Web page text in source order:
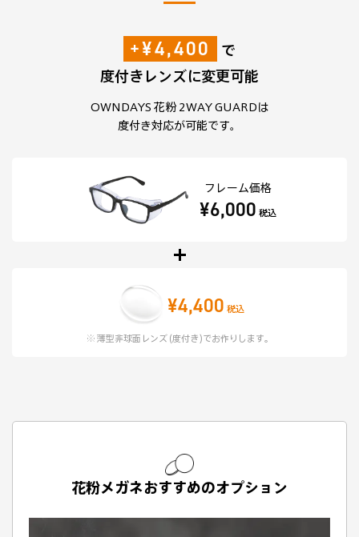
+¥4,400
で
度付きレンズに変更可能
OWNDAYS 花粉 2WAY GUARDは
度付き対応が可能です。
フレーム価格
¥6,000 税込
¥4,400 税込
※ 薄型非球面レンズ (度付き)でお作りします。
花粉メガネおすすめのオプション